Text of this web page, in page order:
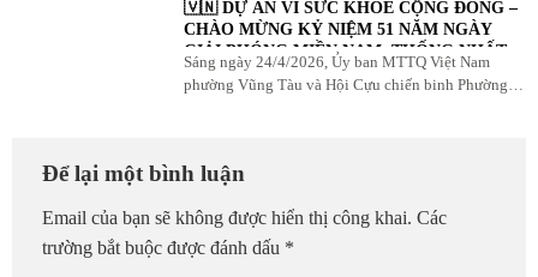
🇻🇳 DỰ ÁN VÌ SỨC KHỎE CỘNG ĐỒNG –
CHÀO MỪNG KỶ NIỆM 51 NĂM NGÀY
GIẢI PHÓNG MIỀN NAM, THỐNG NHẤT
ĐẤT NƯỚC (30/4/1975 – 30/4/2026) 🇻🇳
Sáng ngày 24/4/2026, Ủy ban MTTQ Việt Nam
phường Vũng Tàu và Hội Cựu chiến binh Phường
Để lại một bình luận
Email của bạn sẽ không được hiển thị công khai. Các
trường bắt buộc được đánh dấu *